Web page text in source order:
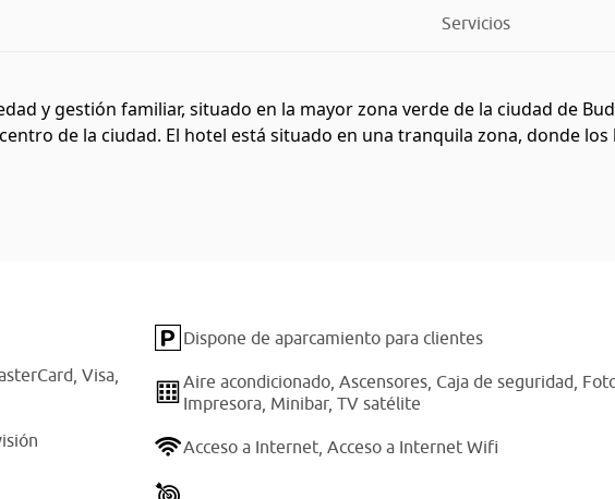
Servicios
y gestión familiar, situado en la mayor zona verde de la ciudad de
de la ciudad. El hotel está situado en una tranquila zona, donde los
Visa,
Dispone de aparcamiento para clientes
Aire acondicionado,Ascensores, Caja de seguridad,
Impresora, Minibar,TV satélite
Acceso a Internet,Acceso a Internet Wifi